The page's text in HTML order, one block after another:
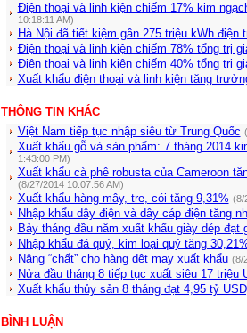
Điện thoại và linh kiện chiếm 17% kim
10:18:11 AM)
Hà Nội đã tiết kiệm gần 275 triệu kWh điện
Điện thoại và linh kiện chiếm 78% tổng trị
Điện thoại và linh kiện chiếm 40% tổng trị
Xuất khẩu điện thoại và linh kiện tăng
THÔNG TIN KHÁC
Việt Nam tiếp tục nhập siêu từ Trung Quốc
Xuất khẩu gỗ và sản phẩm: 7 tháng 2014
1:43:00 PM)
Xuất khẩu cà phê robusta của Cameroon
(8/27/2014 10:07:56 AM)
Xuất khẩu hàng mây, tre, cói tăng 9,31% (8/
Nhập khẩu dây điện và dây cáp điện tăng
Bảy tháng đầu năm xuất khẩu giày dép đạt
Nhập khẩu đá quý, kim loại quý tăng
Nâng “chất” cho hàng dệt may xuất khẩu (8/
Nửa đầu tháng 8 tiếp tục xuất siêu 17 triệu
Xuất khẩu thủy sản 8 tháng đạt 4,95 tỷ
BÌNH LUẬN